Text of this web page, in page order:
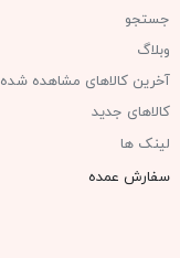
جستجو
وبلاگ
آخرین کالاهای مشاهده شده
کالاهای جدید
لینک ها
سفارش عمده